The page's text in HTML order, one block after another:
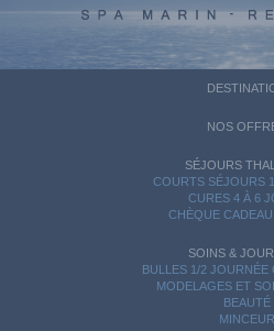
NOS
SÉJOURS
COURTS SÉJOURS
CURES 4 À 6
CHÈQUE
SOINS &
BULLES 1/2 JOURNÉE
MODELAGES ET
BEAUTÉ
MINCEUR